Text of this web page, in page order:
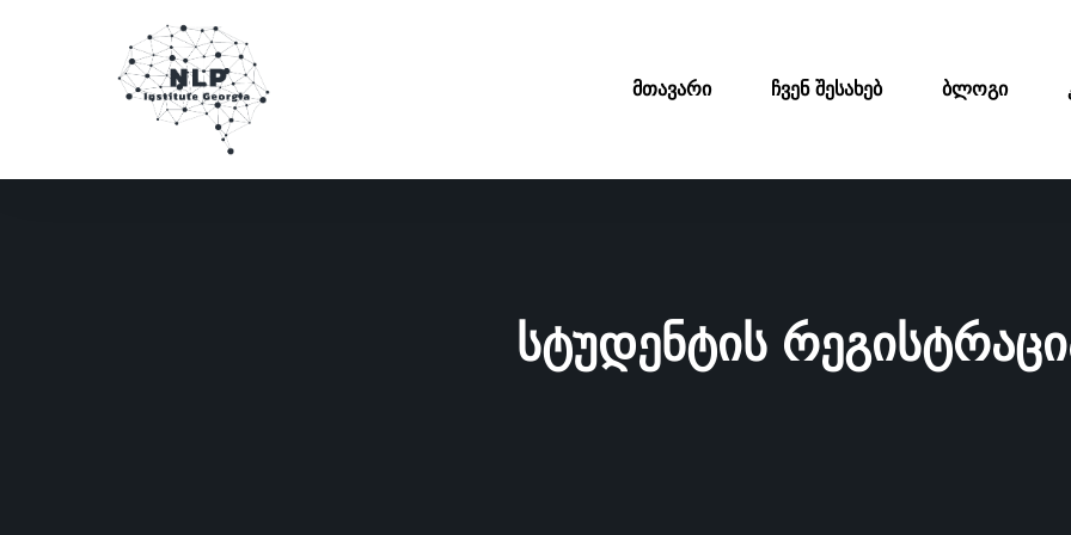
მთავარი ჩვენ შესახებ ბლოგი
სტუდენტის